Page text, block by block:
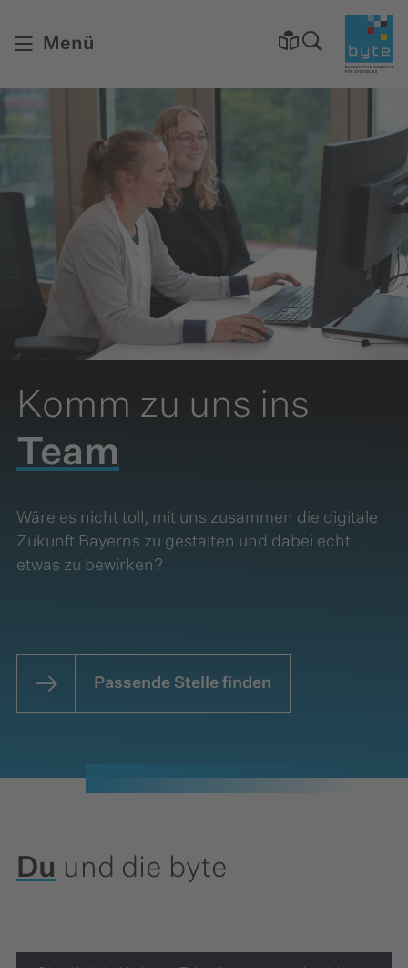
Menü
Komm zu uns ins
Team
Wäre es nicht toll, mit uns zusammen die digitale
Zukunft Bayerns zu gestalten und dabei echt
etwas zu bewirken?
Passende Stelle finden
Du und die byte